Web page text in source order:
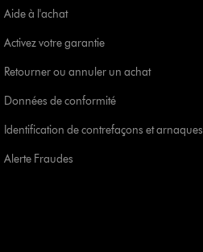
Aide à l'achat
Activez votre garantie
Retourner ou annuler un achat
Données de conformité
Identification de contrefaçons et arnaques
Alerte Fraudes